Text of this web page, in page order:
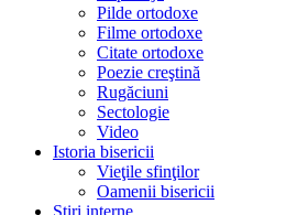
Pilde ortodoxe
Filme ortodoxe
Citate ortodoxe
Poezie creştină
Rugăciuni
Sectologie
Video
Istoria bisericii
Vieţile sfinţilor
Oamenii bisericii
Ştiri interne